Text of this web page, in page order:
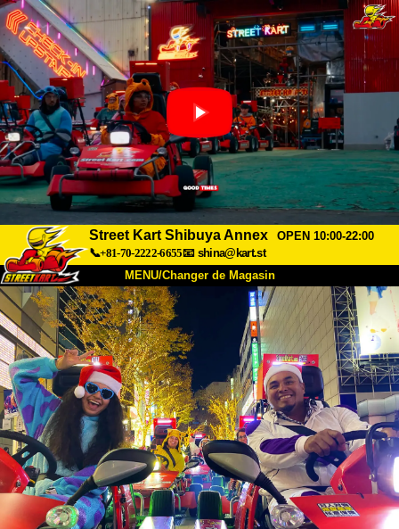
Street Kart Shibuya Annex
OPEN 10:00-22:00
📞+81-70-2222-6655📧 shina@kart.st
MENU/Changer de Magasin
À Propos Caractéristiques Tarifs
Accès Avis FAQ
Entreprise Réservation
Changer de Magasin
Tokyo Shinagawa Tokyo Akihabara#1
Tokyo Akihabara#2 Tokyo Shibuya
Tokyo Shibuya Annexe Baie de Tokyo